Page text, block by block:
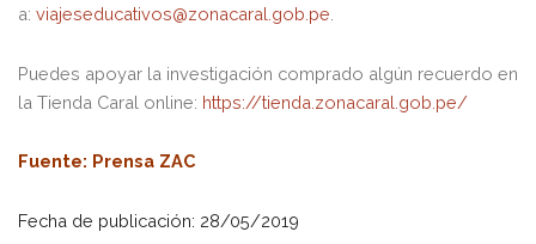
a: viajeseducativos@zonacaral.gob.pe
Puedes apoyar la investigación comprado algún recuerdo en
la Tienda Caral online: https://tienda.zonacaral.gob.pe/
Fuente: Prensa ZAC
Fecha de publicación: 28/05/2019